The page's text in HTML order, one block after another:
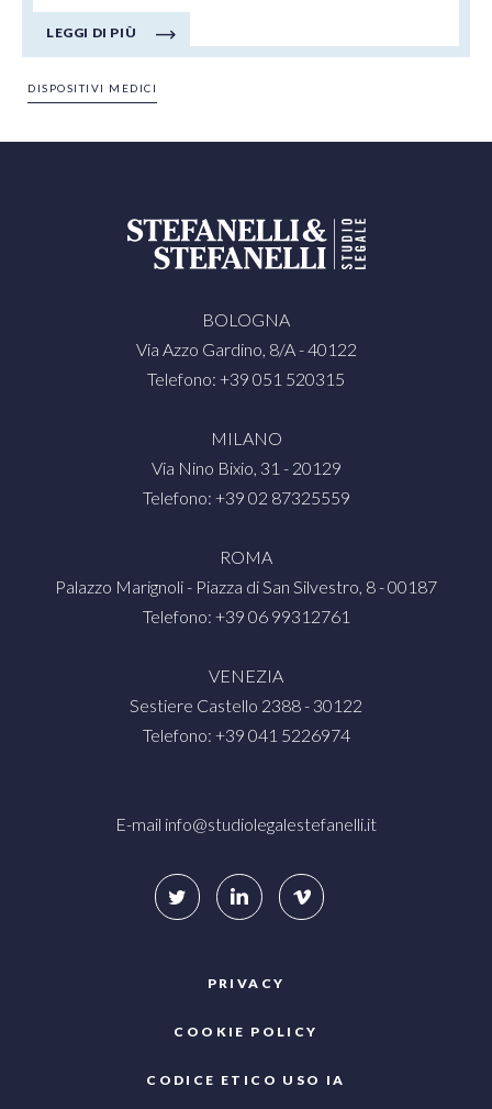
materia di dati aziendali sensibili.
LEGGI DI PIÙ
DISPOSITIVI MEDICI
BOLOGNA
Via Azzo Gardino, 8/A - 40122
Telefono: +39 051 520315
MILANO
Via Nino Bixio, 31 - 20129
Telefono: +39 02 87325559
ROMA
Palazzo Marignoli - Piazza di San Silvestro, 8 - 00187
Telefono: +39 06 99312761
VENEZIA
Sestiere Castello 2388 - 30122
Telefono: +39 041 5226974
E-mail info@studiolegalestefanelli.it
PRIVACY
COOKIE POLICY
CODICE ETICO USO IA